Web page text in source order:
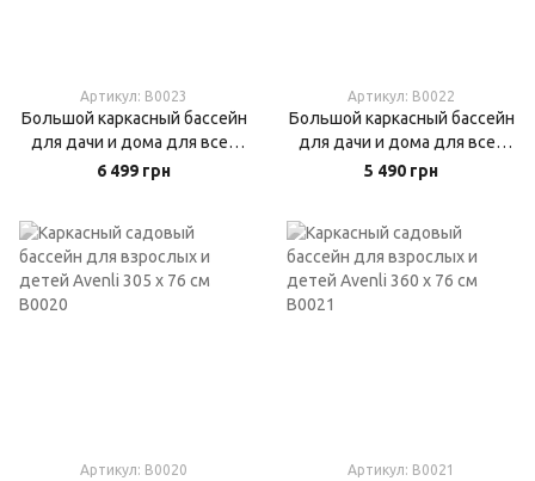
Артикул: B0023
Большой каркасный бассейн
для дачи и дома для всей
семьи 360 х 76 см 19 в 1
6 499 грн
Артикул: B0022
Большой каркасный бассейн
для дачи и дома для всей
семьи 305 х 76 см 19 в 1
5 490 грн
Артикул: B0020 Артикул: B0021